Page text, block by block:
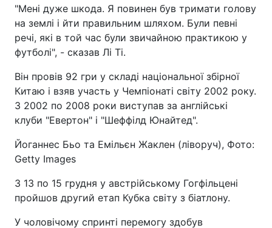
"Мені дуже шкода. Я повинен був тримати голову
на землі і йти правильним шляхом. Були певні
речі, які в той час були звичайною практикою у
футболі", - сказав Лі Ті.
Він провів 92 гри у складі національної збірної
Китаю і взяв участь у Чемпіонаті світу 2002 року.
З 2002 по 2008 роки виступав за англійські
клуби "Евертон" і "Шеффілд Юнайтед".
Йоганнес Бьо та Емільєн Жаклен (ліворуч), Фото:
Getty Images
З 13 по 15 грудня у австрійському Гогфільцені
пройшов другий етап Кубка світу з біатлону.
У чоловічому спринті перемогу здобув